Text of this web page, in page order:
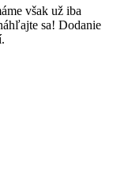
však už iba
sa! Dodanie